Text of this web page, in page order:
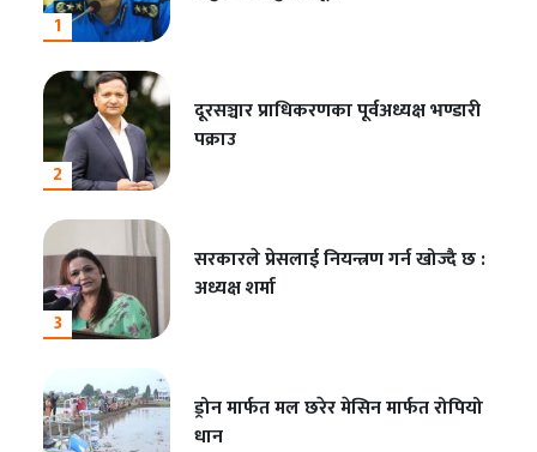
1
2
दूरसञ्चार प्राधिकरणका पूर्वअध्यक्ष भण्डारी
पक्राउ
3
सरकारले प्रेसलाई नियन्त्रण गर्न खोज्दै छ :
अध्यक्ष शर्मा
ड्रोन मार्फत मल छरेर मेसिन मार्फत रोपियो
धान